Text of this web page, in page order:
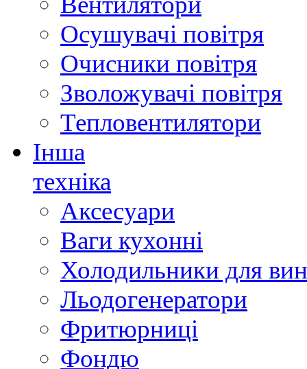
Осушувачі повітря
Очисники повітря
Зволожувачі повітря
Тепловентилятори
Інша
техніка
Аксесуари
Ваги кухонні
Холодильники для
Льодогенератори
Фритюрниці
Фондю